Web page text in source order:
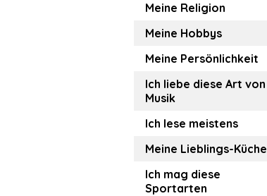
Meine Religion
Meine Hobbys
Meine Persönlichkeit
Ich liebe diese Art von
Musik
Ich lese meistens
Meine Lieblings-Küche
Ich mag diese
Sportarten